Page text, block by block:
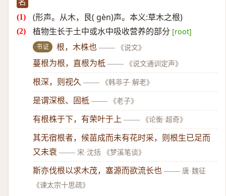
名
(形声。从木，艮( gèn)声。本义:草木之根)
植物生长于土中或水中吸收营养的部分 [root]
书证 根，木株也 —— 《说文》
蔓根为根，直根为柢 —— 《说文通训定声》
根深，则视久 —— 《韩非子·解老》
是谓深根、固柢 —— 《老子》
有根株于下，有荣叶于上 —— 《论衡·超奇》
其无宿根者，候苗成而未有花时采，则根生已足而
又未衰 —— 宋·沈括 《梦溪笔谈》
斯亦伐根以求木茂，塞源而欲流长也 —— 唐·魏征
《谏太宗十思疏》